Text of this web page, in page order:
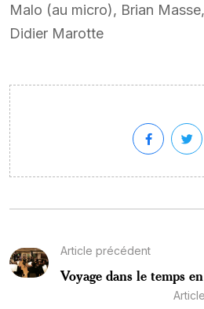
Malo (au micro), Brian
Didier Marotte
Article précédent
Voyage dans le temps